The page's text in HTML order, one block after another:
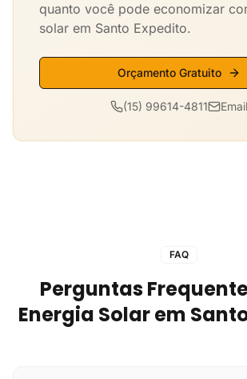
quanto você pode economizar
solar em Santo Expedito.
Orçamento Gratuito
(15) 99614-4811 Email
FAQ
Perguntas
Energia Solar em